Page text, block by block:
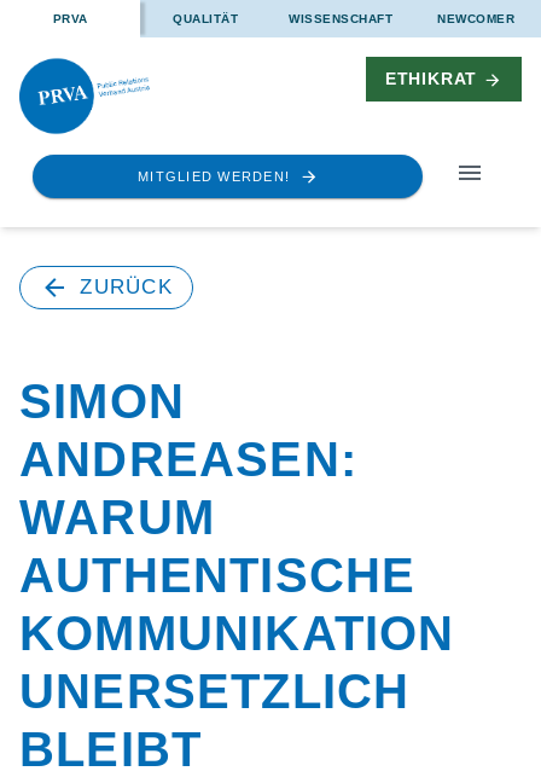
PRVA QUALITÄT WISSENSCHAFT NEWCOMER
ETHIKRAT
MITGLIED WERDEN!
ZURÜCK
SIMON
ANDREASEN:
WARUM
AUTHENTISCHE
KOMMUNIKATION
UNERSETZLICH
BLEIBT